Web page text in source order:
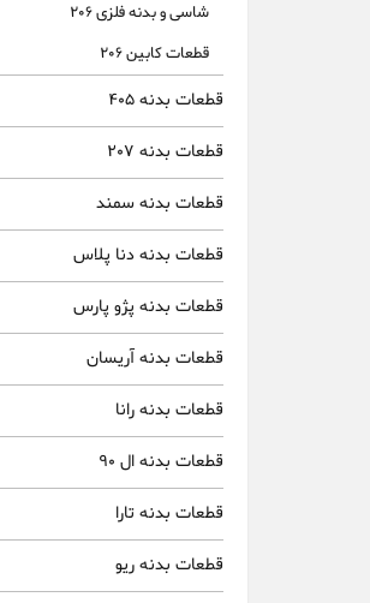
شاسی و بدنه فلزی 206
قطعات کابین 206
قطعات بدنه 405
قطعات بدنه 207
قطعات بدنه سمند
قطعات بدنه دنا پلاس
قطعات بدنه پژو پارس
قطعات بدنه آریسان
قطعات بدنه رانا
قطعات بدنه ال 90
قطعات بدنه تارا
قطعات بدنه ریو